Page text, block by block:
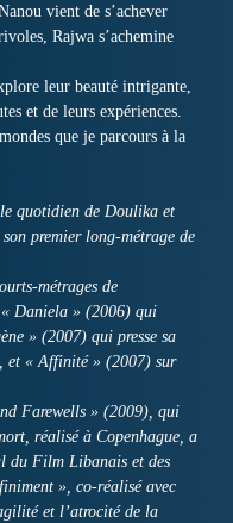
vient de s’achever
Rajwa s’achemine
leur beauté intrigante,
et de leurs expériences.
que je parcours à la
quotidien de Doulika et
premier long-métrage de
métrages de
« Daniela » (2006) qui
» (2007) qui presse sa
et « Affinité » (2007) sur
Farewells » (2009), qui
réalisé à Copenhague, a
du Film Libanais et des
», co-réalisé avec
et l’atrocité de la